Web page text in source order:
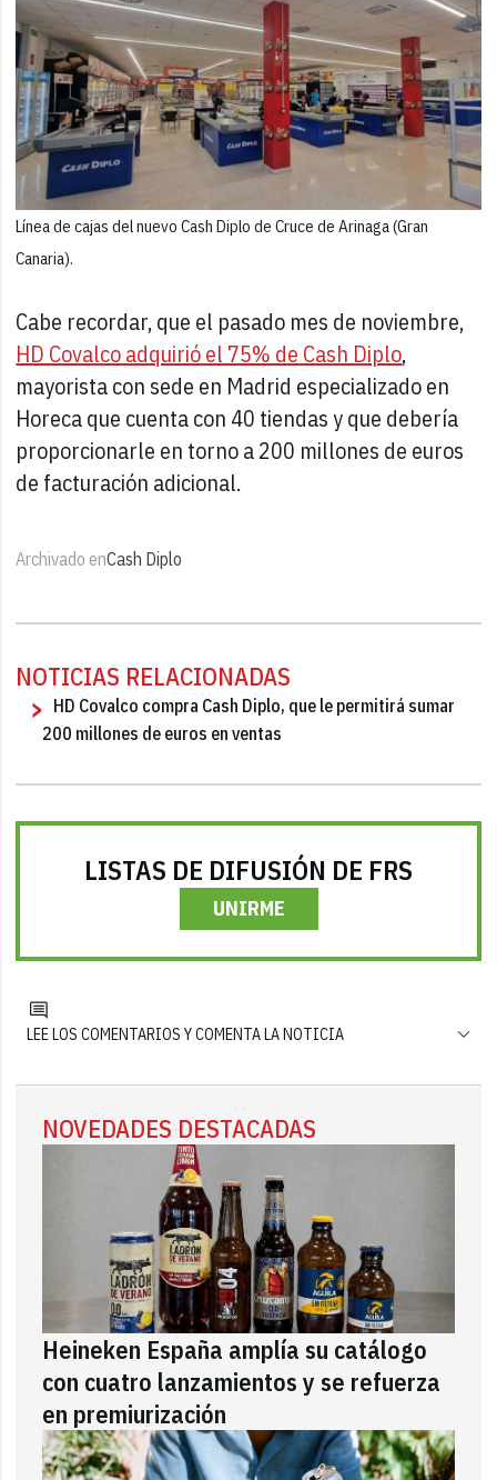
Línea de cajas del nuevo Cash Diplo de Cruce de Arinaga (Gran
Canaria).
Cabe recordar, que el pasado mes de noviembre,
HD Covalco adquirió el 75% de Cash Diplo,
mayorista con sede en Madrid especializado en
Horeca que cuenta con 40 tiendas y que debería
proporcionarle en torno a 200 millones de euros
de facturación adicional.
Archivado enCash Diplo
NOTICIAS RELACIONADAS
HD Covalco compra Cash Diplo, que le permitirá sumar
200 millones de euros en ventas
LISTAS DE DIFUSIÓN DE FRS
UNIRME
LEE LOS COMENTARIOS Y COMENTA LA NOTICIA
NOVEDADES DESTACADAS
Heineken España amplía su catálogo
con cuatro lanzamientos y se refuerza
en premiurización